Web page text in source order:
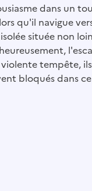
dans un
qu'il navigue
située non
tempête,
bloqués dans